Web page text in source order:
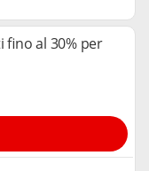
fino al 30% per